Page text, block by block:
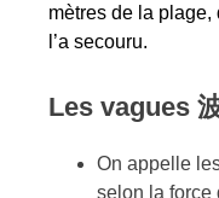
mètres de la
l’a secouru.
Les vagues
On appelle
selon la force